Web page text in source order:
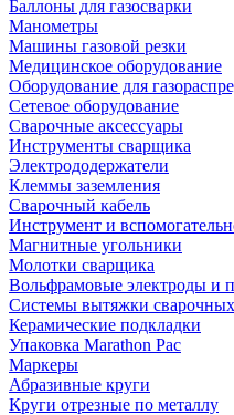
Баллоны для газосварки
Манометры
Машины газовой резки
Медицинское оборудование
Оборудование для
Сетевое оборудование
Сварочные аксессуары
Инструменты сварщика
Электрододержатели
Клеммы заземления
Сварочный кабель
Инструмент и
Магнитные угольники
Молотки сварщика
Вольфрамовые электроды и
Системы вытяжки
Керамические подкладки
Упаковка Marathon Pac
Маркеры
Абразивные круги
Круги отрезные по металлу